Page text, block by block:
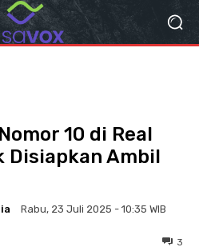
10 di Real
Disiapkan Ambil
Rabu, 23 Juli 2025 - 10:35 WIB
3